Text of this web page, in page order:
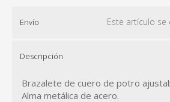
Envío Este artículo se
Descripción
Brazalete de cuero de potro
Alma metálica de acero.